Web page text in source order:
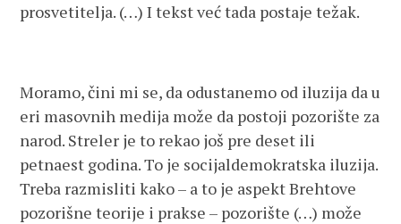
prosvetitelja. (…) I tekst već tada postaje težak.
Moramo, čini mi se, da odustanemo od iluzija da u
eri masovnih medija može da postoji pozorište za
narod. Streler je to rekao još pre deset ili
petnaest godina. To je socijaldemokratska iluzija.
Treba razmisliti kako – a to je aspekt Brehtove
pozorišne teorije i prakse – pozorište (…) može